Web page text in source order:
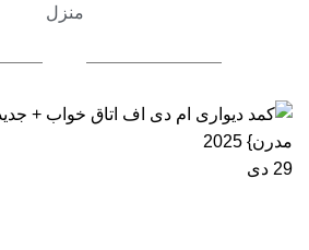
منزل
29 دی